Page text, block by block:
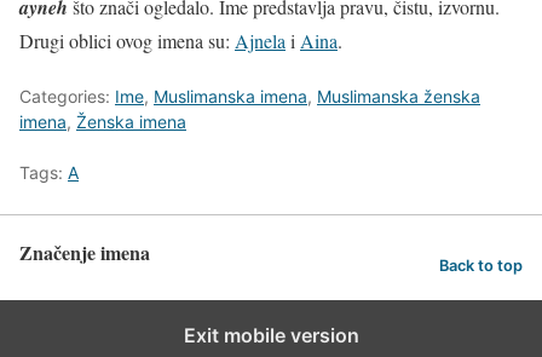
ayneh što znači ogledalo. Ime predstavlja pravu, čistu, izvornu.
Drugi oblici ovog imena su: Ajnela i Aina.
Categories: Ime, Muslimanska imena, Muslimanska ženska
imena, Ženska imena
Tags: A
Značenje imena Back to top
Exit mobile version